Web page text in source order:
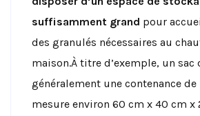
suffisamment grand pour
des granulés nécessaires au
maison.À titre d’exemple, un sac
généralement une contenance de
mesure environ 60 cm x 40 cm x